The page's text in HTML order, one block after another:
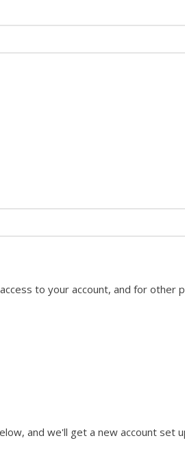
to your account, and for other
and we'll get a new account set